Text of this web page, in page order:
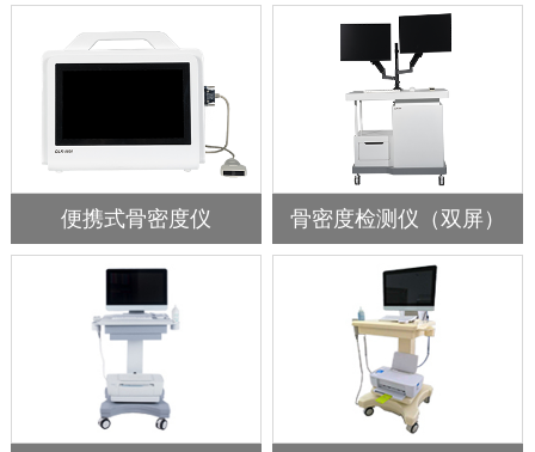
便携式骨密度仪 骨密度检测仪（双屏）